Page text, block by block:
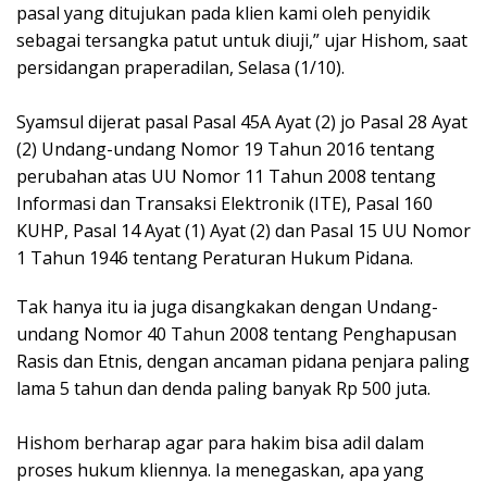
pasal yang ditujukan pada klien kami oleh penyidik
sebagai tersangka patut untuk diuji,” ujar Hishom, saat
persidangan praperadilan, Selasa (1/10).
Syamsul dijerat pasal Pasal 45A Ayat (2) jo Pasal 28 Ayat
(2) Undang-undang Nomor 19 Tahun 2016 tentang
perubahan atas UU Nomor 11 Tahun 2008 tentang
Informasi dan Transaksi Elektronik (ITE), Pasal 160
KUHP, Pasal 14 Ayat (1) Ayat (2) dan Pasal 15 UU Nomor
1 Tahun 1946 tentang Peraturan Hukum Pidana.
Tak hanya itu ia juga disangkakan dengan Undang-
undang Nomor 40 Tahun 2008 tentang Penghapusan
Rasis dan Etnis, dengan ancaman pidana penjara paling
lama 5 tahun dan denda paling banyak Rp 500 juta.
Hishom berharap agar para hakim bisa adil dalam
proses hukum kliennya. Ia menegaskan, apa yang